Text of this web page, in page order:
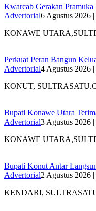
‎Kwarcab Gerakan
Advertorial6 Agustus 2026
KONAWE
‎Perkuat Peran Bangun
Advertorial4 Agustus 2026
‎KONUT,
Bupati Konawe Utara
Advertorial3 Agustus 2026
‎KONAWE
Bupati Konut Antar
Advertorial2 Agustus 2026
KENDARI,